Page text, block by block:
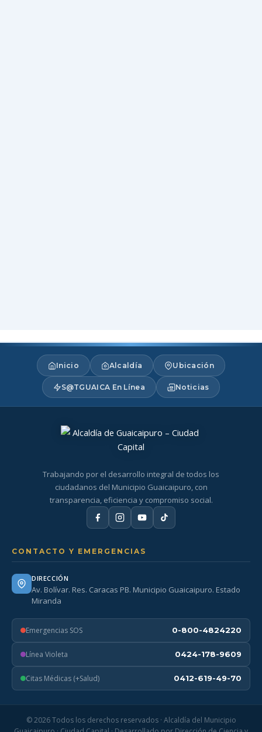
Inicio Alcaldía Ubicación
S@TGUAICA En Línea Noticias
Trabajando por el desarrollo integral de todos los
ciudadanos del Municipio Guaicaipuro, con
transparencia, eficiencia y compromiso social.
CONTACTO Y EMERGENCIAS
DIRECCIÓN
Av. Bolívar. Res. Caracas PB. Municipio Guaicaipuro. Estado
Miranda
Emergencias SOS 0-800-4824220
Línea Violeta 0424-178-9609
Citas Médicas (+Salud) 0412-619-49-70
© 2026 Todos los derechos reservados · Alcaldía del Municipio